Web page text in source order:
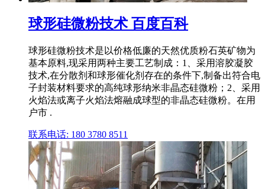
球形硅微粉技术 百度百科
球形硅微粉技术是以价格低廉的天然优质粉石英矿物为
基本原料,现采用两种主要工艺制成：1、采用溶胶凝胶
技术,在分散剂和球形催化剂存在的条件下,制备出符合电
子封装材料要求的高纯球形纳米非晶态硅微粉；2、采用
火焰法或离子火焰法熔融成球型的非晶态硅微粉。在用
户市 .
联系电话: 180 3780 8511